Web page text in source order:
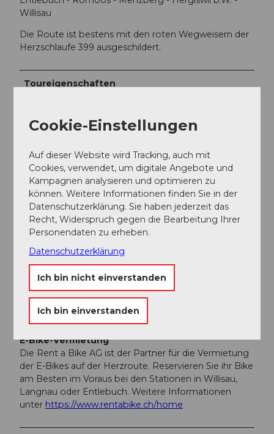
Willisau
Die Route ist bestens mit den roten Wegweisern der
Herzschlaufe 399 ausgeschildert.
Toureigenschaften
Anreise und Parken
Anfahrt
Auf der A2 Ausfahrt Dagmersellen oder Sursee
Parken
Kostenpflichtige Parkplätze sind genügend
vorhanden.
Öffentliche Verkehrsmittel
Mit dem Zug nach Willisau
Weitere Infos / Links
E-Bike-Vermietung
Die Rent a Bike AG ist der Partner für die Vermietung
der E-Bikes auf der Herzroute. Reservieren Sie ihr Bike
am Besten im Voraus bei den Stationen in Willisau,
Langnau oder Entlebuch. Weitere Informationen
unter https://www.rentabike.ch/home
Cookie-Einstellungen
Auf dieser Website wird Tracking, auch mit
Cookies, verwendet, um digitale Angebote und
Kampagnen analysieren und optimieren zu
können. Weitere Informationen finden Sie in der
Datenschutzerklärung. Sie haben jederzeit das
Recht, Widerspruch gegen die Bearbeitung Ihrer
Personendaten zu erheben.
Datenschutzerklärung
Ich bin nicht einverstanden
Ich bin einverstanden